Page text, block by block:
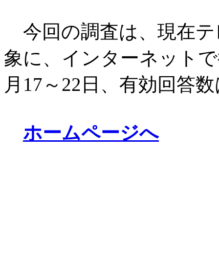
今回の調査は、現在
象に、インターネット
月17～22日、有効回答
ホームページへ